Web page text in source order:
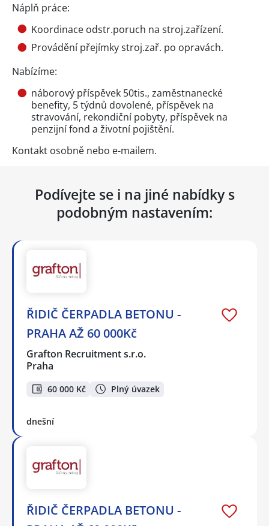
Náplň práce:
Koordinace odstr.poruch na stroj.zařízení.
Provádění přejímky stroj.zař. po opravách.
Nabízíme:
náborový příspěvek 50tis., zaměstnanecké
benefity, 5 týdnů dovolené, příspěvek na
stravování, rekondiční pobyty, příspěvek na
penzijní fond a životní pojištění.
Kontakt osobně nebo e-mailem.
Podívejte se i na jiné nabídky s
podobným nastavením:
ŘIDIČ ČERPADLA BETONU -
PRAHA AŽ 60 000Kč
Grafton Recruitment s.r.o.
Praha
60 000 Kč Plný úvazek
dnešní
ŘIDIČ ČERPADLA BETONU -